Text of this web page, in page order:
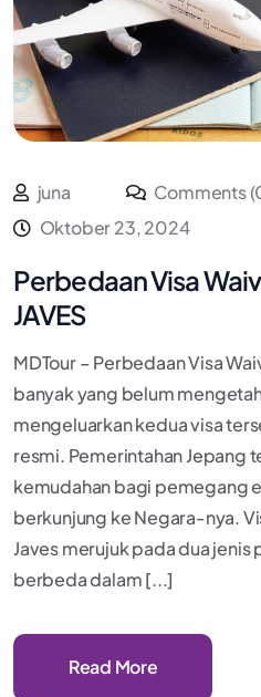
juna
Comments
Oktober 23, 2024
Perbedaan Visa
JAVES
MDTour – Perbedaan Visa
banyak yang belum
mengeluarkan kedua visa
resmi. Pemerintahan Jepang
kemudahan bagi pemegang
berkunjung ke Negara-nya.
Javes merujuk pada dua jenis
berbeda dalam [...]
Read More